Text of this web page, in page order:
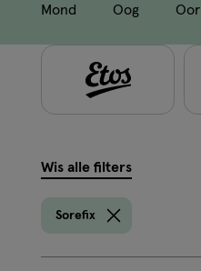
Mond Oog Oor
filters
Wis alle filters
Sorefix